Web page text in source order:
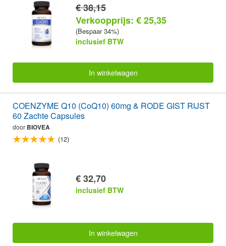
€ 38,15
Verkoopprijs: € 25,35
(Bespaar 34%)
inclusief BTW
In winkelwagen
COENZYME Q10 (CoQ10) 60mg & RODE GIST RIJST
60 Zachte Capsules
door BIOVEA
(12)
€ 32,70
inclusief BTW
In winkelwagen